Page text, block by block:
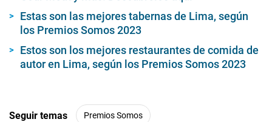
Estas son las mejores tabernas de Lima, según
los Premios Somos 2023
Estos son los mejores restaurantes de comida de
autor en Lima, según los Premios Somos 2023
Seguir temas Premios Somos